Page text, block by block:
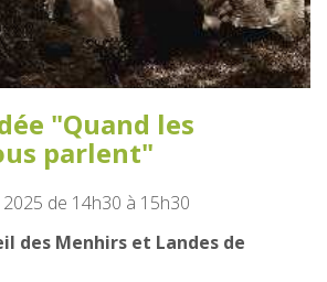
"Quand les
parlent"
de 14h30 à 15h30
des Menhirs et Landes de